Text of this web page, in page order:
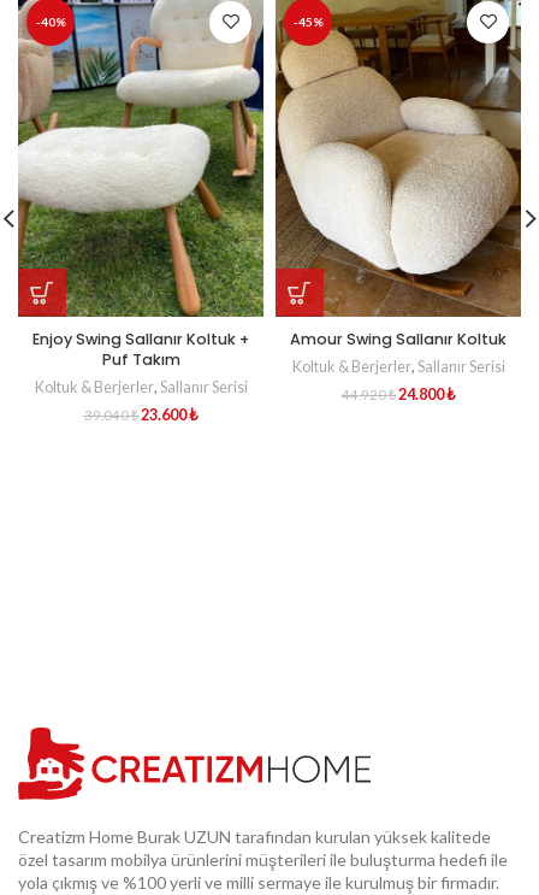
-40%
Enjoy Swing Sallanır Koltuk +
Puf Takım
Koltuk & Berjerler, Sallanır Serisi
39.040₺23.600₺
-45%
Amour Swing Sallanır Koltuk
Koltuk & Berjerler, Sallanır Serisi
44.920₺24.800₺
Creatizm Home Burak UZUN tarafından kurulan yüksek kalitede
özel tasarım mobilya ürünlerini müşterileri ile buluşturma hedefi ile
yola çıkmış ve %100 yerli ve milli sermaye ile kurulmuş bir firmadır.